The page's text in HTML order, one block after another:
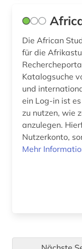
fid asien (4)
fid
film (4)
Die African
für die
Katalogsuche
und
ein Log-in ist
zu nutzen, wie
anzulegen.
Nutzerkonto,
Mehr